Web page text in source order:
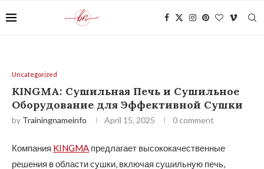
Uncategorized
KINGMA: Сушильная Печь и Сушильное
Оборудование для Эффективной Сушки
by Trainingnameinfo April 15, 2025 0 comment
Компания KINGMA предлагает высококачественные
решения в области сушки, включая сушильную печь,